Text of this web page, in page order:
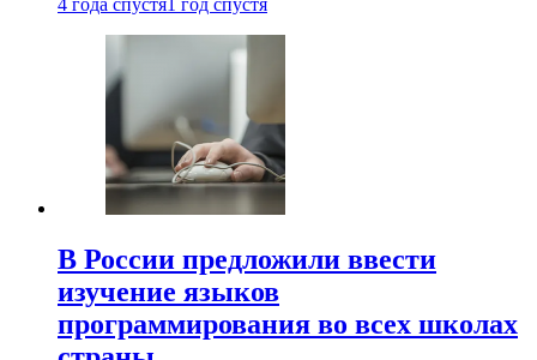
4 года спустя 1 год спустя
В России предложили ввести
изучение языков
программирования во всех школах